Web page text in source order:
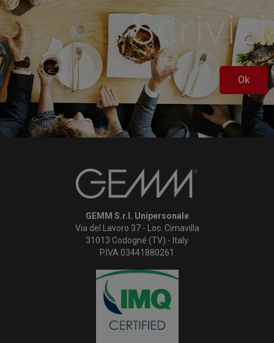
Scrivici
Ok
GEMM S.r.l. Unipersonale
Via del Lavoro 37 - Loc. Cimavilla
31013 Codogné (TV) - Italy
P.IVA 03441880261